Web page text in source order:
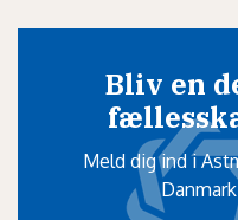
Bliv en
Meld dig ind i
Danmark